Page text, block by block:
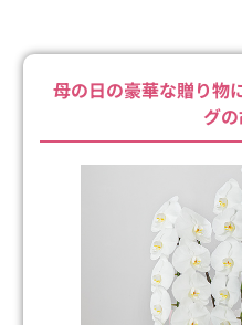
母の日の豪華な贈り物
グ